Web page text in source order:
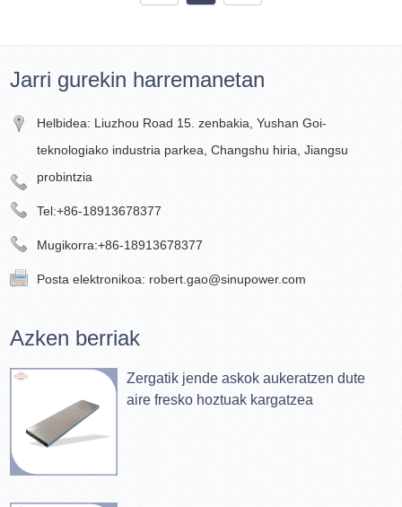
Jarri gurekin harremanetan
Helbidea: Liuzhou Road 15. zenbakia, Yushan Goi-
teknologiako industria parkea, Changshu hiria, Jiangsu
probintzia
Tel:+86-18913678377
Mugikorra:+86-18913678377
Posta elektronikoa: robert.gao@sinupower.com
Azken berriak
Zergatik jende askok aukeratzen dute
aire fresko hoztuak kargatzea